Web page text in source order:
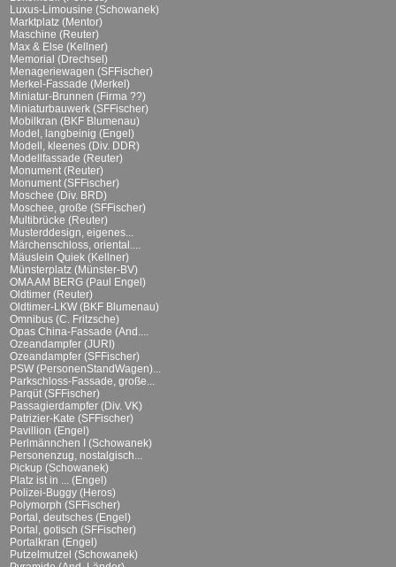
Luxus-Limousine (Schowanek)
Marktplatz (Mentor)
Maschine (Reuter)
Max & Else (Kellner)
Memorial (Drechsel)
Menageriewagen (SFFischer)
Merkel-Fassade (Merkel)
Miniatur-Brunnen (Firma ??)
Miniaturbauwerk (SFFischer)
Mobilkran (BKF Blumenau)
Model, langbeinig (Engel)
Modell, kleenes (Div. DDR)
Modellfassade (Reuter)
Monument (Reuter)
Monument (SFFischer)
Moschee (Div. BRD)
Moschee, große (SFFischer)
Multibrücke (Reuter)
Musterddesign, eigenes...
Märchenschloss, oriental....
Mäuslein Quiek (Kellner)
Münsterplatz (Münster-BV)
OMA AM BERG (Paul Engel)
Oldtimer (Reuter)
Oldtimer-LKW (BKF Blumenau)
Omnibus (C. Fritzsche)
Opas China-Fassade (And....
Ozeandampfer (JURI)
Ozeandampfer (SFFischer)
PSW (PersonenStandWagen)...
Parkschloss-Fassade, große...
Parqüt (SFFischer)
Passagierdampfer (Div. VK)
Patrizier-Kate (SFFischer)
Pavillion (Engel)
Perlmännchen I (Schowanek)
Personenzug, nostalgisch...
Pickup (Schowanek)
Platz ist in ... (Engel)
Polizei-Buggy (Heros)
Polymorph (SFFischer)
Portal, deutsches (Engel)
Portal, gotisch (SFFischer)
Portalkran (Engel)
Putzelmutzel (Schowanek)